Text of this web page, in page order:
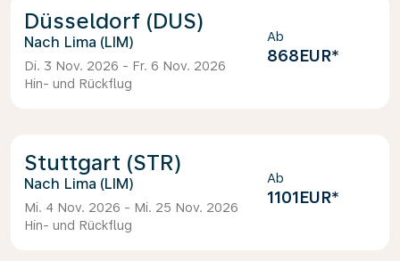
Düsseldorf (DUS)
Lima (LIM)
Di. 3 Nov. 2026 - Fr. 6 Nov. 2026
Hin- und Rückflug
Ab
868EUR*
Stuttgart (STR)
Lima (LIM)
Mi. 4 Nov. 2026 - Mi. 25 Nov. 2026
Hin- und Rückflug
Ab
1101EUR*